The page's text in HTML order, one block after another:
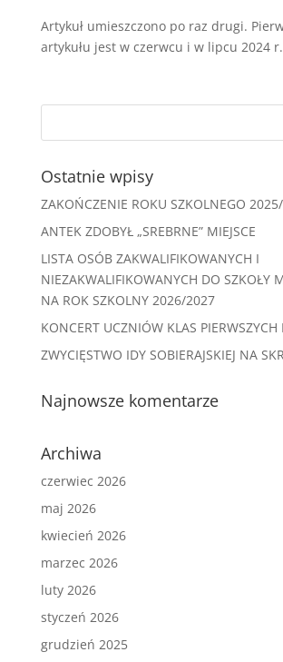
Artykuł umieszczono po raz drugi.
artykułu jest w czerwcu i w lipcu 2024 r.
Ostatnie wpisy
ZAKOŃCZENIE ROKU SZKOLNEGO
ANTEK ZDOBYŁ „SREBRNE” MIEJSCE
LISTA OSÓB ZAKWALIFIKOWANYCH I
NIEZAKWALIFIKOWANYCH DO SZKOŁY
NA ROK SZKOLNY 2026/2027
KONCERT UCZNIÓW KLAS PIERWSZYCH
ZWYCIĘSTWO IDY SOBIERAJSKIEJ NA
Najnowsze komentarze
Archiwa
czerwiec 2026
maj 2026
kwiecień 2026
marzec 2026
luty 2026
styczeń 2026
grudzień 2025